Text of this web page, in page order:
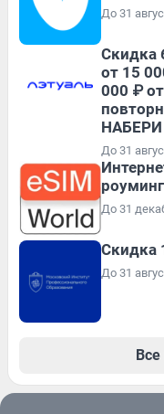
До 31
Скидка
от 15
000 ₽
НАБЕРИ
До 31
До 31
Скидка
До 31